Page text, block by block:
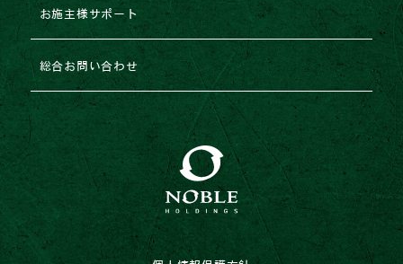
ESGの取り組み
法人のお客様専用お問い合わせ
2026年
2025年
2024年
2023年
お施主様サポート
総合お問い合わせ